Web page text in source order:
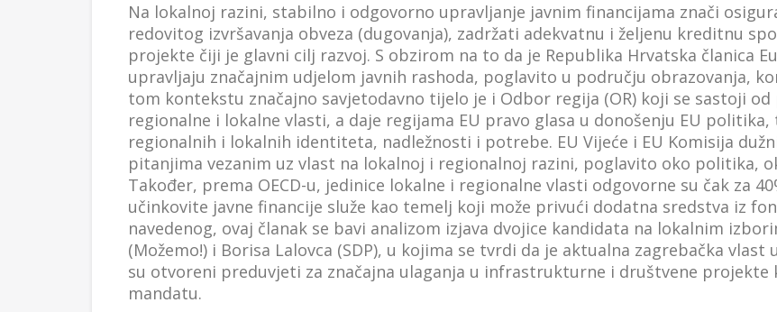
Na lokalnoj razini, stabilno i odgovorno upravljanje javnim financijama znači
redovitog izvršavanja obveza (dugovanja), zadržati adekvatnu i željenu kreditnu
projekte čiji je glavni cilj razvoj. S obzirom na to da je Republika Hrvatska članica
upravljaju značajnim udjelom javnih rashoda, poglavito u području obrazovanja,
tom kontekstu značajno savjetodavno tijelo je i Odbor regija (OR) koji se sastoji
regionalne i lokalne vlasti, a daje regijama EU pravo glasa u donošenju EU
regionalnih i lokalnih identiteta, nadležnosti i potrebe. EU Vijeće i EU Komisija
pitanjima vezanim uz vlast na lokalnoj i regionalnoj razini, poglavito oko politika,
Također, prema OECD-u, jedinice lokalne i regionalne vlasti odgovorne su čak za
učinkovite javne financije služe kao temelj koji može privući dodatna sredstva iz
navedenog, ovaj članak se bavi analizom izjava dvojice kandidata na lokalnim
(Možemo!) i Borisa Lalovca (SDP), u kojima se tvrdi da je aktualna zagrebačka
su otvoreni preduvjeti za značajna ulaganja u infrastrukturne i društvene
mandatu.